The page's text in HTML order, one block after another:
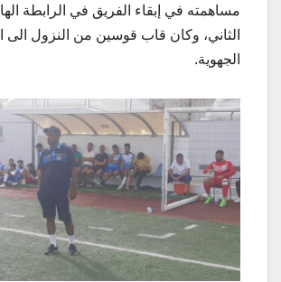
مساهمته في إبقاء الفريق في الرابطة
الثاني، وكان قاب قوسين من النزول الى
الجهوية.